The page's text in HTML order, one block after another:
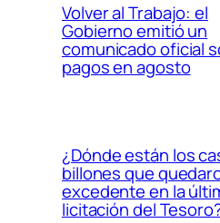
Volver al Trabajo: el
Gobierno emitió un
comunicado oficial
pagos en agosto
¿Dónde están los
billones que
excedente en la
licitación del